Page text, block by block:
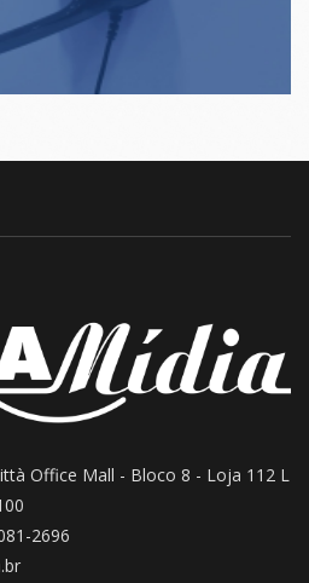
Office Mall - Bloco 8 - Loja 112 L
2696